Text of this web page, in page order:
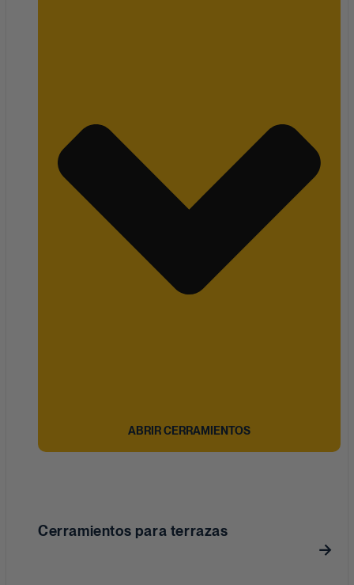
ABRIR CERRAMIENTOS
Cerramientos para terrazas